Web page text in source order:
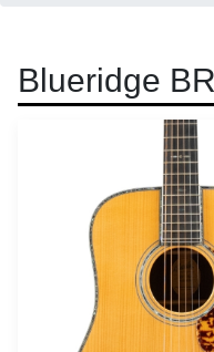
Blueridge